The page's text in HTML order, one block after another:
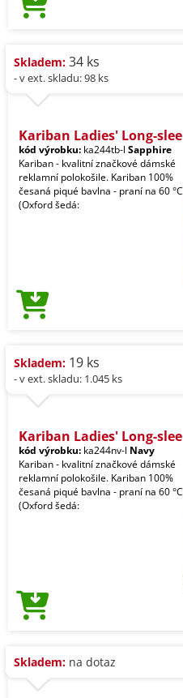
Skladem: 34 ks
- v ext. skladu: 98 ks
Kariban Ladies' Long-slee
kód výrobku: ka244tb-l Sapphire
Kariban - kvalitní značkové dámské
reklamní polokošile. Kariban 100%
česaná piqué bavlna - praní na 60 °C
(Oxford šedá:
Skladem: 19 ks
- v ext. skladu: 1.045 ks
Kariban Ladies' Long-slee
kód výrobku: ka244nv-l Navy
Kariban - kvalitní značkové dámské
reklamní polokošile. Kariban 100%
česaná piqué bavlna - praní na 60 °C
(Oxford šedá:
Skladem: na dotaz